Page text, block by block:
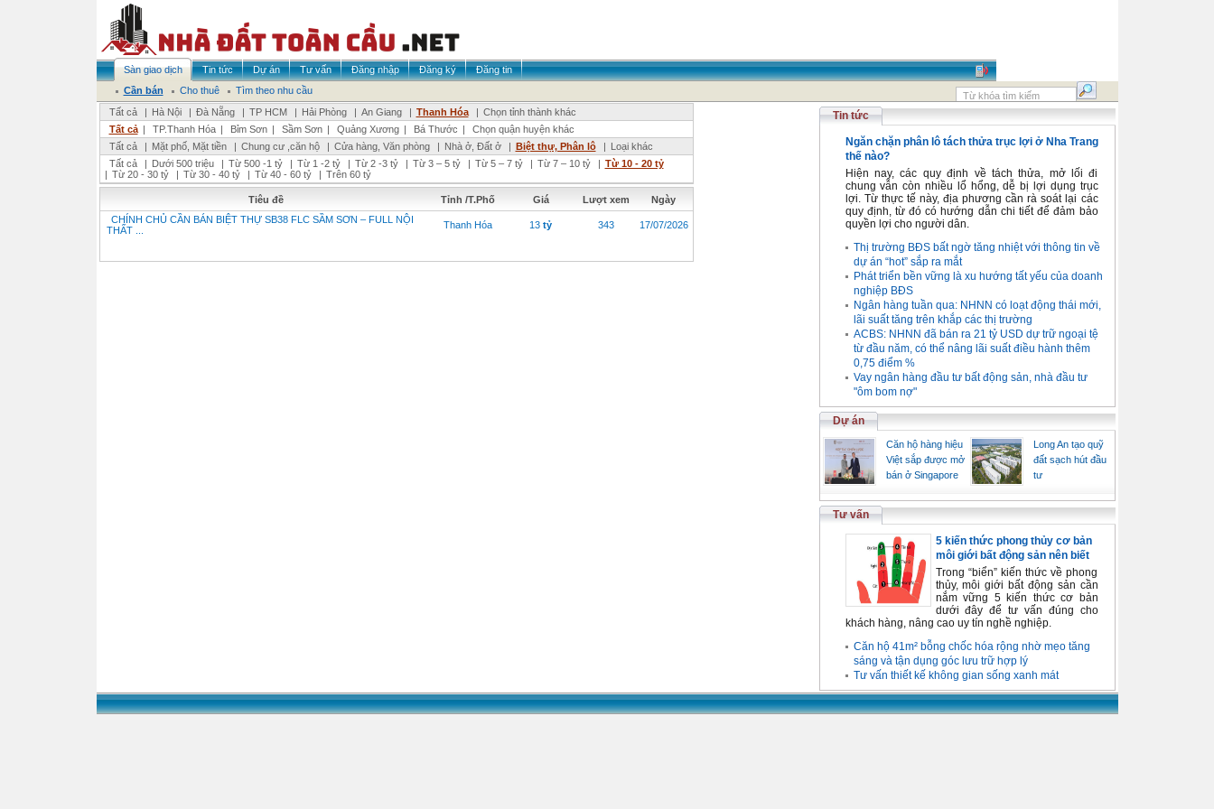
Sàn giao dịch Tin tức Dự án Tư vấn Đăng nhập Đăng ký
Đăng tin
Cần bán
Cho thuê
Tìm theo nhu cầu
Tất cả
| Hà Nội | Đà Nẵng | TP HCM | Hải Phòng | An Giang | Thanh Hóa | Chọn tỉnh thành khác
Tất cả | TP.Thanh Hóa | Bỉm Sơn | Sầm Sơn | Quảng Xương | Bá Thước |
Chọn quận huyện khác
Tất cả
| Mặt phố, Mặt tiền | Chung cư ,căn hộ | Cửa hàng, Văn phòng | Nhà ở, Đất ở | Biệt thự, Phân lô | Loại khác
Tất cả
| Dưới 500 triệu | Từ 500 -1 tỷ | Từ 1 -2 tỷ | Từ 2 -3 tỷ | Từ 3 – 5 tỷ | Từ 5 – 7 tỷ | Từ 7 – 10 tỷ | Từ 10 - 20 tỷ
| Từ 20 - 30 tỷ | Từ 30 - 40 tỷ | Từ 40 - 60 tỷ | Trên 60 tỷ
Tiêu đề Tỉnh /T.Phố Giá Lượt xem
Ngày
CHÍNH CHỦ CẦN BÁN BIỆT THỰ SB38 FLC SẦM SƠN – FULL NỘI
THẤT ...
Thanh Hóa 13 tỷ 343 17/07/2026
Tin tức
Ngăn chặn phân lô tách thửa trục lợi ở Nha Trang
thế nào?
Hiện nay, các quy định về tách thửa, mở lối đi
chung vẫn còn nhiều lổ hổng, dễ bị lợi dụng trục
lợi. Từ thực tế này, địa phương cần rà soát lại các
quy định, từ đó có hướng dẫn chi tiết để đảm bảo
quyền lợi cho người dân.
Thị trường BĐS bất ngờ tăng nhiệt với thông tin về
dự án “hot” sắp ra mắt
Phát triển bền vững là xu hướng tất yếu của doanh
nghiệp BĐS
Ngân hàng tuần qua: NHNN có loạt động thái mới,
lãi suất tăng trên khắp các thị trường
ACBS: NHNN đã bán ra 21 tỷ USD dự trữ ngoại tệ
từ đầu năm, có thể nâng lãi suất điều hành thêm
0,75 điểm %
Vay ngân hàng đầu tư bất động sản, nhà đầu tư
"ôm bom nợ"
Dự án
Căn hộ hàng hiệu
Việt sắp được mở
bán ở Singapore
Long An tạo quỹ
đất sạch hút đầu
tư
Tư vấn
5 kiến thức phong thủy cơ bản
môi giới bất động sản nên biết
Trong “biển” kiến thức về phong
thủy, môi giới bất động sản cần
nắm vững 5 kiến thức cơ bản
dưới đây để tư vấn đúng cho
khách hàng, nâng cao uy tín nghề nghiệp.
Căn hộ 41m² bỗng chốc hóa rộng nhờ mẹo tăng
sáng và tận dụng góc lưu trữ hợp lý
Tư vấn thiết kế không gian sống xanh mát